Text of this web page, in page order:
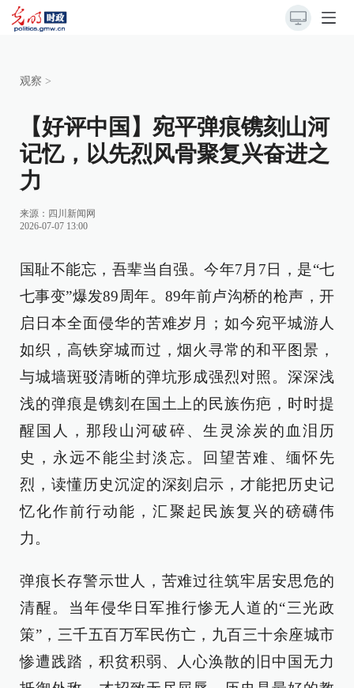
观察 >
【好评中国】宛平弹痕镌刻山河
记忆，以先烈风骨聚复兴奋进之
力
来源： 四川新闻网
2026-07-07 13:00
国耻不能忘，吾辈当自强。今年7月7日，是“七
七事变”爆发89周年。89年前卢沟桥的枪声，开
启日本全面侵华的苦难岁月；如今宛平城游人
如织，高铁穿城而过，烟火寻常的和平图景，
与城墙斑驳清晰的弹坑形成强烈对照。深深浅
浅的弹痕是镌刻在国土上的民族伤疤，时时提
醒国人，那段山河破碎、生灵涂炭的血泪历
史，永远不能尘封淡忘。回望苦难、缅怀先
烈，读懂历史沉淀的深刻启示，才能把历史记
忆化作前行动能，汇聚起民族复兴的磅礴伟
力。
弹痕长存警示世人，苦难过往筑牢居安思危的
清醒。当年侵华日军推行惨无人道的“三光政
策”，三千五百万军民伤亡，九百三十余座城市
惨遭践踏，积贫积弱、人心涣散的旧中国无力